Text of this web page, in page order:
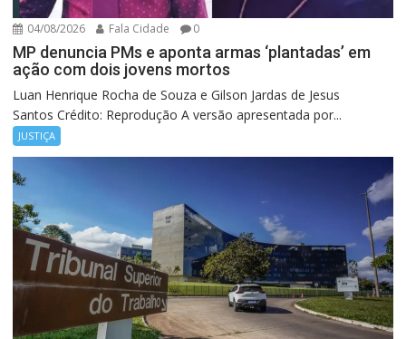
04/08/2026 Fala Cidade 0
MP denuncia PMs e aponta armas ‘plantadas’ em
ação com dois jovens mortos
Luan Henrique Rocha de Souza e Gilson Jardas de Jesus
Santos Crédito: Reprodução A versão apresentada por...
JUSTIÇA